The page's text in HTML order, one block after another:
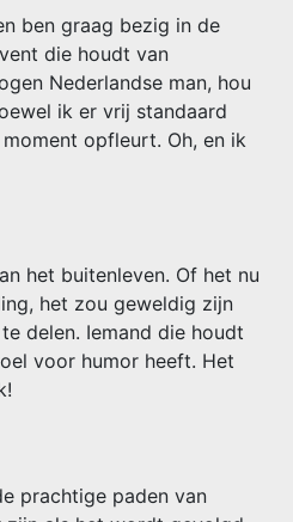
ben graag bezig in de
die houdt van
Nederlandse man, hou
ik er vrij standaard
opfleurt. Oh, en ik
het buitenleven. Of het nu
het zou geweldig zijn
delen. Iemand die houdt
voor humor heeft. Het
prachtige paden van